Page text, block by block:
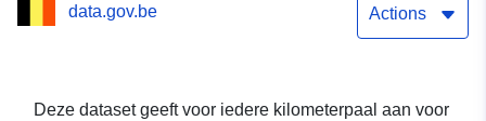
data.gov.be Actions
Deze dataset geeft voor iedere kilometerpaal aan voor